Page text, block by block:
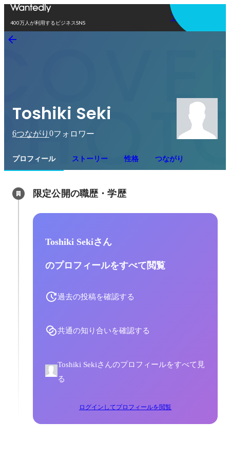
400万人が利用するビジネスSNS
アプリを使う
Toshiki Seki
6つながり 0フォロワー
プロフィール ストーリー 性格 つながり
限定公開の職歴・学歴
Toshiki Sekiさん
のプロフィールをすべて閲覧
過去の投稿を確認する
共通の知り合いを確認する
Toshiki Sekiさんのプロフィールをすべて見
る
ログインしてプロフィールを閲覧